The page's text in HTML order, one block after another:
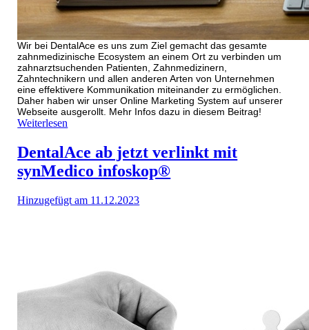
Wir bei DentalAce es uns zum Ziel gemacht das gesamte
zahnmedizinische Ecosystem an einem Ort zu verbinden um
zahnarztsuchenden Patienten, Zahnmedizinern,
Zahntechnikern und allen anderen Arten von Unternehmen
eine effektivere Kommunikation miteinander zu ermöglichen.
Daher haben wir unser Online Marketing System auf unserer
Webseite ausgerollt. Mehr Infos dazu in diesem Beitrag!
Weiterlesen
DentalAce ab jetzt verlinkt mit
synMedico infoskop®
Hinzugefügt am 11.12.2023